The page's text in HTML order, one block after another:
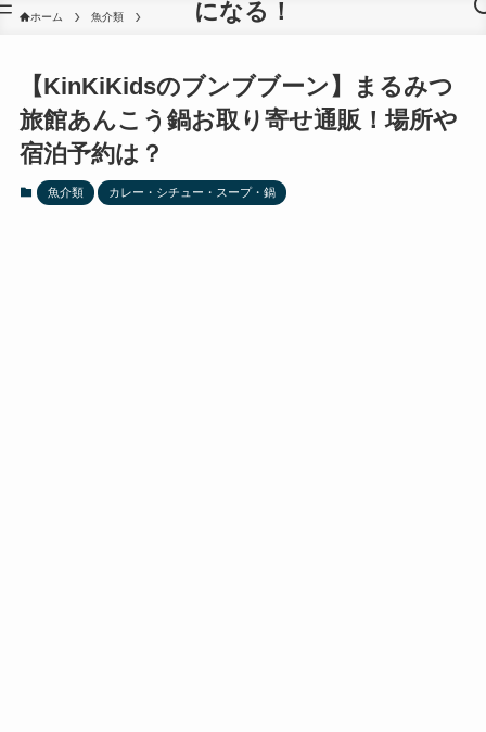
になる！
ホーム 魚介類
【KinKiKidsのブンブブーン】まるみつ
旅館あんこう鍋お取り寄せ通販！場所や
宿泊予約は？
魚介類 カレー・シチュー・スープ・鍋